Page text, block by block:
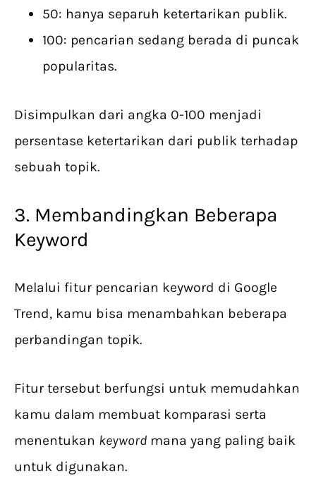
50: hanya separuh ketertarikan publik.
100: pencarian sedang berada di puncak
popularitas.
Disimpulkan dari angka 0-100 menjadi
persentase ketertarikan dari publik terhadap
sebuah topik.
3. Membandingkan Beberapa
Keyword
Melalui fitur pencarian keyword di Google
Trend, kamu bisa menambahkan beberapa
perbandingan topik.
Fitur tersebut berfungsi untuk memudahkan
kamu dalam membuat komparasi serta
menentukan keyword mana yang paling baik
untuk digunakan.